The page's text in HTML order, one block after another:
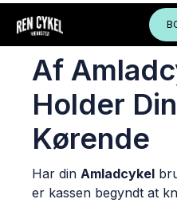
Af
Holder
Kørende
Har din Amladcykel
er kassen begyndt at